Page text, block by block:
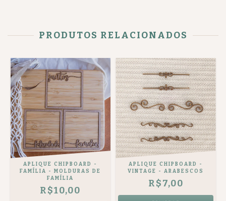
PRODUTOS RELACIONADOS
APLIQUE CHIPBOARD -
FAMÍLIA - MOLDURAS DE
FAMÍLIA
R$10,00
APLIQUE CHIPBOARD -
VINTAGE - ARABESCOS
R$7,00